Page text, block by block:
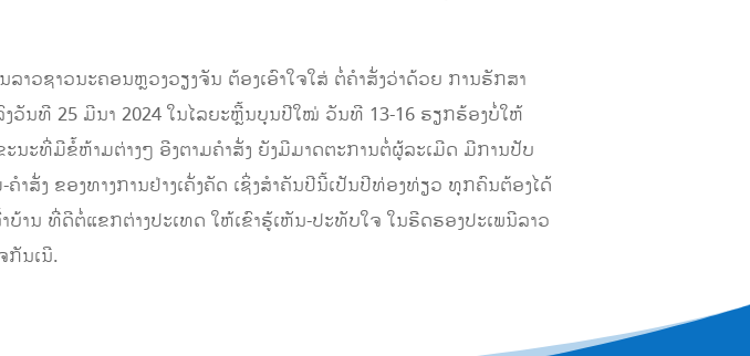
າວຊາວນະຄອນຫຼວງວຽງຈັນ ຕ້ອງເອົາໃຈໃສ່ ຕໍ່ຄຳສັ່ງວ່າດ້ວຍ ການຮັກສາ
ວັນທີ 25 ມີນາ 2024 ໃນໄລຍະຫຼີ້ນບຸນປີໃໝ່ ວັນທີ 13-16 ຮຽກຮ້ອງບໍ່ໃຫ້
ນະທີ່ມີຂໍ້ຫ້າມຕ່າງໆ ອີງຕາມຄຳສັ່ງ ຍັງມີມາດຕະການຕໍ່ຜູ້ລະເມີດ ມີການປັບ
ສັ່ງ ຂອງທາງການຢ່າງເຄັ່ງຄັດ ເຊິ່ງສຳຄັນປີນີ້ເປັນປີທ່ອງທ່ຽວ ທຸກຄົນຕ້ອງໄດ້
ານ ທີ່ດີຕໍ່ແຂກຕ່າງປະເທດ ໃຫ້ເຂົາຮູ້ເຫັນ-ປະທັບໃຈ ໃນຮີດຮອງປະເພນີລາວ
ກັນເນີ.